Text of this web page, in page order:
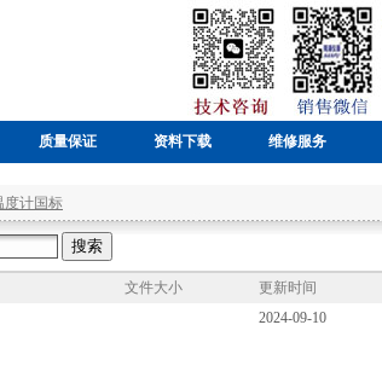
质量保证 资料下载 维修服务
度计国标
文件大小 更新时间
2024-09-10